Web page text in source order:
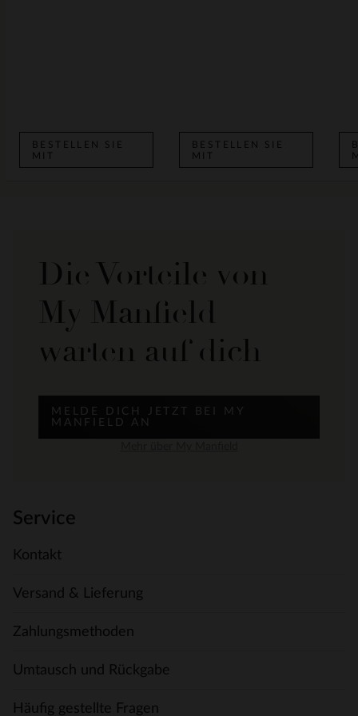
BESTELLEN SIE
MIT
BESTELLEN SIE
MIT
Die Vorteile von
My Manfield
warten auf dich
MELDE DICH JETZT BEI MY
MANFIELD AN
Service
Kontakt
Versand & Lieferung
Zahlungsmethoden
Umtausch und Rückgabe
Häufig gestellte Fragen